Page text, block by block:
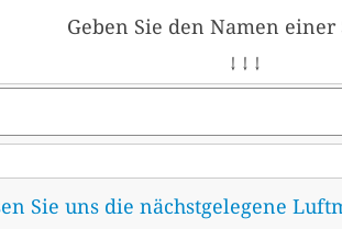
Geben Sie den Namen einer
↓ ↓ ↓
Sie uns die nächstgelegene